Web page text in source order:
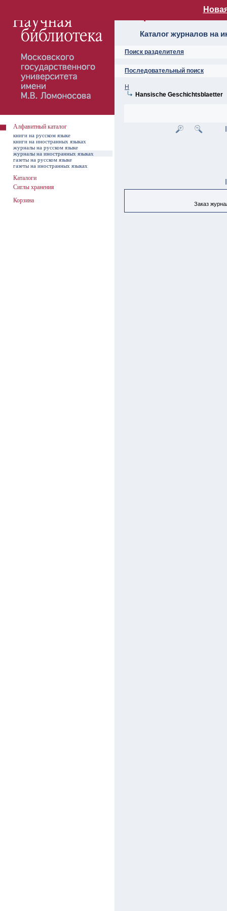
Алфавитный
Каталог журналов на
Поиск разделителя
Последовательный поиск
H
Hansische Geschichtsblaetter
Заказ
Алфавитный каталог
книги на русском языке
книги на иностранных языках
журналы на русском языке
журналы на иностранных языках
газеты на русском языке
газеты на иностранных языках
Каталоги
Сиглы хранения
Корзина